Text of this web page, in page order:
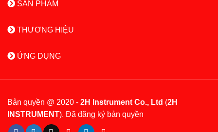
SẢN PHẨM
THƯƠNG HIỆU
ỨNG DỤNG
Bản quyền @ 2020 - 2H Instrument Co., Ltd (2H
INSTRUMENT). Đã đăng ký bản quyền